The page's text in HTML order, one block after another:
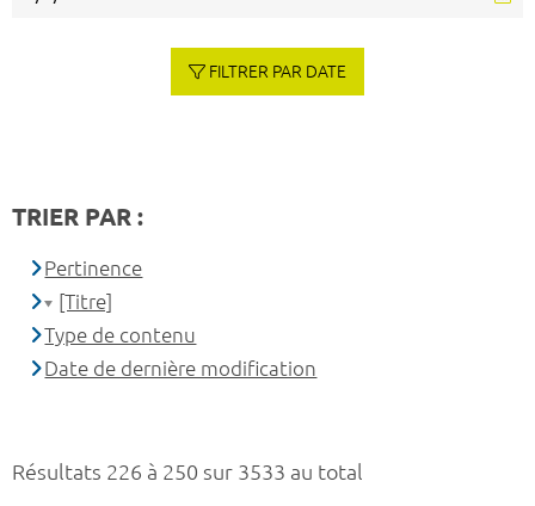
Résultats 226 à 250 sur 3533 au total
FILTRER PAR DATE
TRIER PAR :
Pertinence
[Titre]
Type de contenu
Date de dernière modification